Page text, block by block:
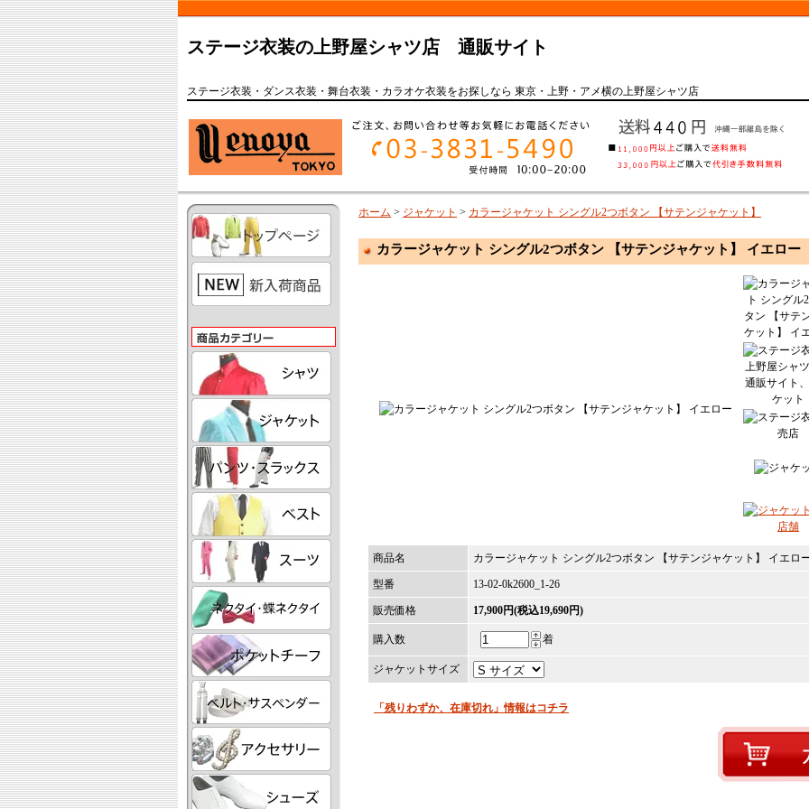
ステージ衣装の上野屋シャツ店 通販サイト
ステージ衣装・ダンス衣装・舞台衣装・カラオケ衣装をお探しなら 東京・上野・アメ横の上野屋シャツ店
ホーム > ジャケット > カラージャケット シングル2つボタン 【サテンジャケット】
カラージャケット シングル2つボタン 【サテンジャケット】 イエロー
商品名 カラージャケット シングル2つボタン 【サテンジャケット】 イエロ
型番 13-02-0k2600_1-26
販売価格 17,900円(税込19,690円)
購入数 着
ジャケットサイズ
「残りわずか、在庫切れ」情報はコチラ